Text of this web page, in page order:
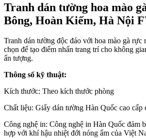
Tranh dán tường hoa mào
Bông, Hoàn Kiếm, Hà Nội
Tranh dán tường độc đáo với hoa mào gà rực
chọn để tạo điểm nhấn trang trí cho không
ấn tượng.
Thông số kỹ thuật:
Kích thước: Theo kích thước phòng
Chất liệu: Giấy dán tường Hàn Quốc cao cấp
Công nghệ in: Công nghệ in Hàn Quốc đảm
hợp với khí hậu nhiệt đới nóng ẩm của Việt